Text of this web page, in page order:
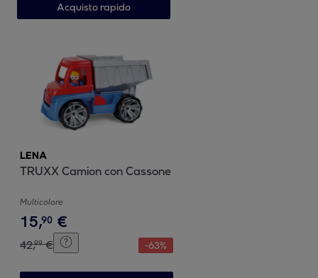
Acquisto rapido
LENA
TRUXX Camion con Cassone
Multicolore
15,90 €
42,99 € -63%